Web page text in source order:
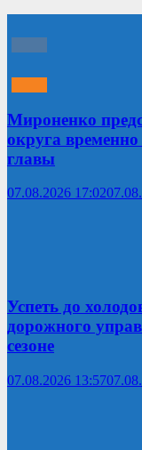
Мироненко
округа
главы
07.08.2026 17:02
Успеть до
дорожного
сезоне
07.08.2026 13:57